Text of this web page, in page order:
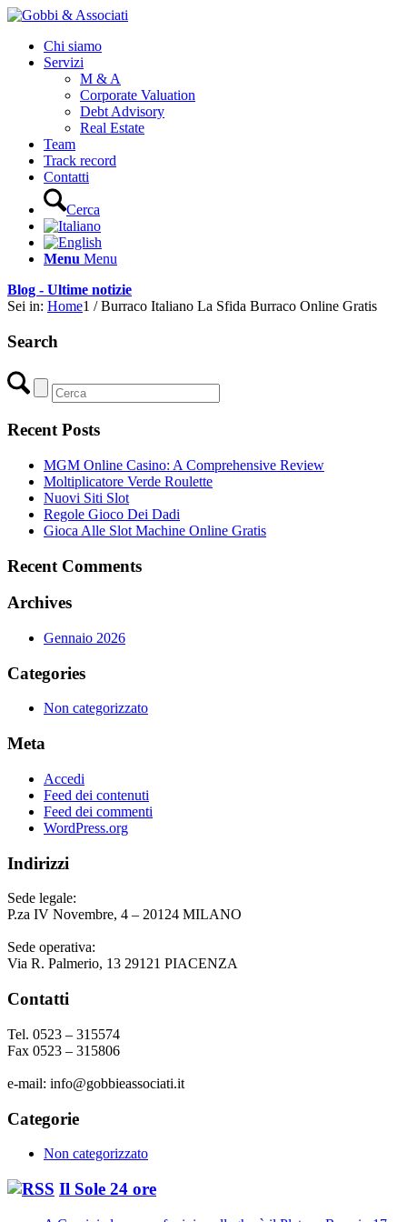
Chi siamo
Servizi
M & A
Corporate Valuation
Debt Advisory
Real Estate
Team
Track record
Contatti
Cerca
Menu Menu
Blog - Ultime notizie
Sei in: Home1 / Burraco Italiano La Sfida Burraco Online Gratis
Search
Recent Posts
MGM Online Casino: A Comprehensive Review
Moltiplicatore Verde Roulette
Nuovi Siti Slot
Regole Gioco Dei Dadi
Gioca Alle Slot Machine Online Gratis
Recent Comments
Archives
Gennaio 2026
Categories
Non categorizzato
Meta
Accedi
Feed dei contenuti
Feed dei commenti
WordPress.org
Indirizzi
Sede legale:
P.za IV Novembre, 4 – 20124 MILANO
Sede operativa:
Via R. Palmerio, 13 29121 PIACENZA
Contatti
Tel. 0523 – 315574
Fax 0523 – 315806
e-mail: info@gobbieassociati.it
Categorie
Non categorizzato
Il Sole 24 ore